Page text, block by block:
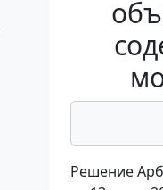
Решение